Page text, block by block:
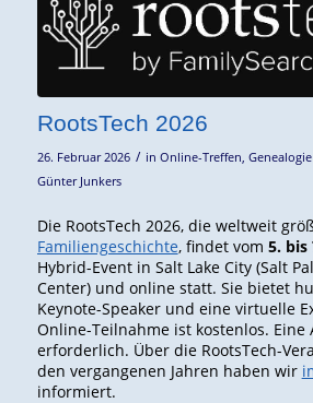
RootsTech 2026
26. Februar 2026 / in Online-Treffen,
Günter Junkers
Die RootsTech 2026, die weltweit
Familiengeschichte, findet vom 5. bis
Hybrid-Event in Salt Lake City (Salt
Center) und online statt. Sie bietet
Keynote-Speaker und eine virtuelle
Online-Teilnahme ist kostenlos. Eine
erforderlich. Über die RootsTech-
den vergangenen Jahren haben wir
informiert.